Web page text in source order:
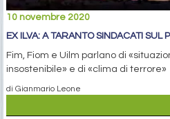
10 novembre 2020
EX ILVA: A TARANTO SINDACATI SUL
Fim, Fiom e Uilm parlano di
insostenibile» e di «clima di terrore»
di Gianmario Leone